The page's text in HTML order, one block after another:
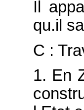
Il
qu.il
C :
1. En